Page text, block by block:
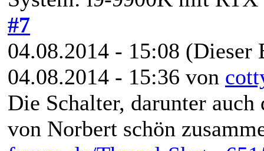
#7
04.08.2014 - 15:08 (Dieser
04.08.2014 - 15:36 von
Die Schalter, darunter
von Norbert schön